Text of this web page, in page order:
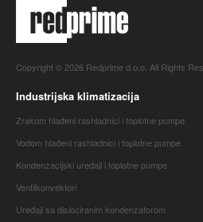
Copyright © 2026 Redprime d.o.o. All Rights
Industrijska klimatizacija
Zrakom hlađeni rashladnici i toplotne pumpe
Vodom hlađeni rashladnici i toplotne pumpe
Kondenzacijski uređaji i toplotne pumpe
Ventilkonvektori
Uređaji sa dislociranim kondenzatorom